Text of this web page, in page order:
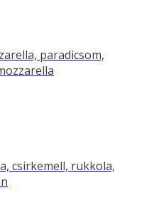
paradicsom,
csirkemell, rukkola,